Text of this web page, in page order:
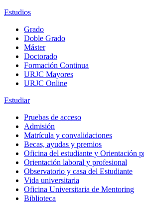
Estudios
Grado
Doble Grado
Máster
Doctorado
Formación Continua
URJC Mayores
URJC Online
Estudiar
Pruebas de acceso
Admisión
Matrícula y convalidaciones
Becas, ayudas y premios
Oficina del estudiante y Orientación
Orientación laboral y profesional
Observatorio y casa del Estudiante
Vida universitaria
Oficina Universitaria de Mentoring
Biblioteca